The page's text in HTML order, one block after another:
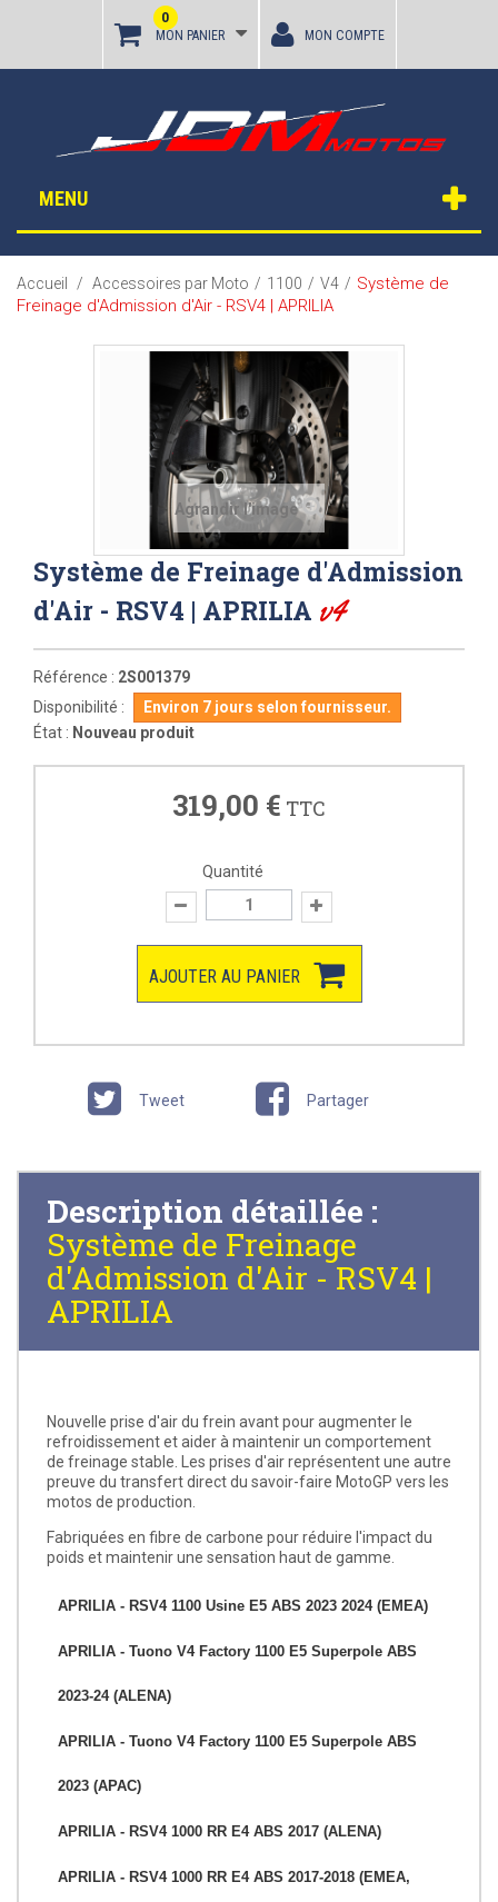
MON PANIER
0
MON COMPTE
MENU
Accueil / Accessoires par Moto / 1100 / V4 / Système de
Freinage d'Admission d'Air - RSV4 | APRILIA
Agrandir l'image
Système de Freinage d'Admission
d'Air - RSV4 | APRILIA v4
Référence : 2S001379
Disponibilité :
Environ 7 jours selon fournisseur.
État : Nouveau produit
319,00 € TTC
Quantité
AJOUTER AU PANIER
Tweet Partager
Description détaillée :
Système de Freinage
d'Admission d'Air - RSV4 |
APRILIA
Nouvelle prise d'air du frein avant pour augmenter le
refroidissement et aider à maintenir un comportement
de freinage stable. Les prises d'air représentent une autre
preuve du transfert direct du savoir-faire MotoGP vers les
motos de production.
Fabriquées en fibre de carbone pour réduire l'impact du
poids et maintenir une sensation haut de gamme.
APRILIA - RSV4 1100 Usine E5 ABS 2023 2024 (EMEA)
APRILIA - Tuono V4 Factory 1100 E5 Superpole ABS
2023-24 (ALENA)
APRILIA - Tuono V4 Factory 1100 E5 Superpole ABS
2023 (APAC)
APRILIA - RSV4 1000 RR E4 ABS 2017 (ALENA)
APRILIA - RSV4 1000 RR E4 ABS 2017-2018 (EMEA,